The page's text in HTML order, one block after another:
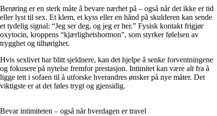
Berøring er en sterk måte å bevare nærhet på – også når det ikke er tid
eller lyst til sex. Et klem, et kyss eller en hånd på skulderen kan sende
et tydelig signal: “Jeg ser deg, og jeg er her.” Fysisk kontakt frigjør
oxytocin, kroppens “kjærlighetshormon”, som styrker følelsen av
trygghet og tilhørighet.
Hvis sexlivet har blitt sjeldnere, kan det hjelpe å senke forventningene
og fokusere på nytelse fremfor prestasjon. Intimitet kan være alt fra å
ligge tett i sofaen til å utforske hverandres ønsker på nye måter. Det
viktigste er at det føles trygt og gjensidig.
Bevar intimiteten – også når hverdagen er travel